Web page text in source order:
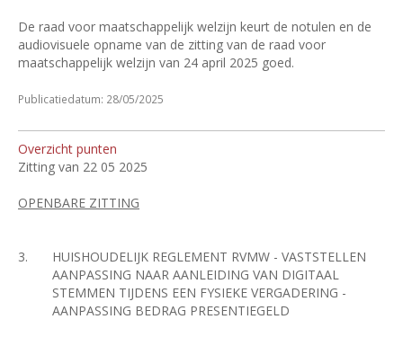
De raad voor maatschappelijk welzijn keurt de notulen en de
audiovisuele opname van de zitting van de raad voor
maatschappelijk welzijn van 24 april 2025 goed.
Publicatiedatum: 28/05/2025
Overzicht punten
Zitting van 22 05 2025
OPENBARE ZITTING
3.
HUISHOUDELIJK REGLEMENT RVMW - VASTSTELLEN
AANPASSING NAAR AANLEIDING VAN DIGITAAL
STEMMEN TIJDENS EEN FYSIEKE VERGADERING -
AANPASSING BEDRAG PRESENTIEGELD